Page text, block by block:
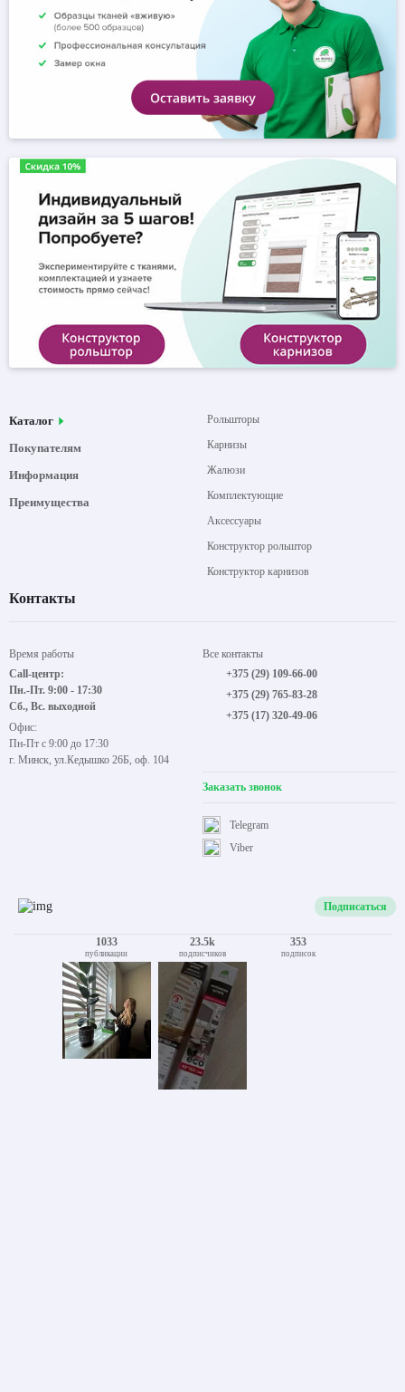
Каталог
Покупателям
Информация
Преимущества
Рольшторы
Карнизы
Жалюзи
Комплектующие
Аксессуары
Конструктор рольштор
Конструктор карнизов
Контакты
Время работы
Call-центр:
Пн.-Пт. 9:00 - 17:30
Сб., Вс. выходной
Офис:
Пн-Пт с 9:00 до 17:30
г. Минск, ул.Кедышко 26Б, оф. 104
Все контакты
+375 (29) 109-66-00
+375 (29) 765-83-28
+375 (17) 320-49-06
Заказать звонок
Viber
Telegram
Подписаться
1033
публикации
23.5k
подписчиков
353
подписок